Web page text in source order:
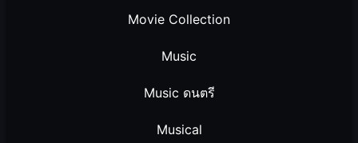
Movie Collection
Music
Music ดนตรี
Musical